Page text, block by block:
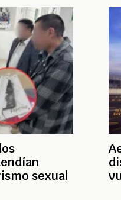
sexual